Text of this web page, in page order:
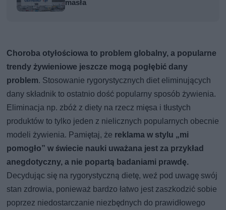
masła
Choroba otyłościowa to problem globalny, a popularne
trendy żywieniowe jeszcze mogą pogłębić dany
problem. Stosowanie rygorystycznych diet eliminujących
dany składnik to ostatnio dość popularny sposób żywienia.
Eliminacja np. zbóż z diety na rzecz mięsa i tłustych
produktów to tylko jeden z nielicznych popularnych obecnie
modeli żywienia. Pamiętaj, że reklama w stylu „mi
pomogło” w świecie nauki uważana jest za przykład
anegdotyczny, a nie popartą badaniami prawdę.
Decydując się na rygorystyczną dietę, weź pod uwagę swój
stan zdrowia, ponieważ bardzo łatwo jest zaszkodzić sobie
poprzez niedostarczanie niezbędnych do prawidłowego